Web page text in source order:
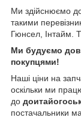
Ми здійснюємо
такими
Гюнсел, Інтайм.
Ми будуємо
покупцями!
Наші ціни на
оскільки ми
до
постачальники